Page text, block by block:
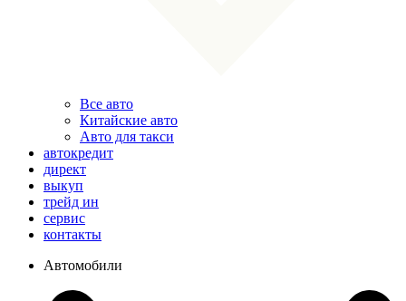
Все авто
Китайские авто
Авто для такси
автокредит
директ
выкуп
трейд ин
сервис
контакты
Автомобили